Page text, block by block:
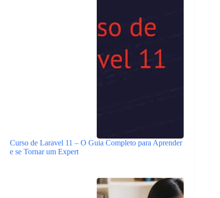
Curso de Laravel 11 – O Guia Completo para Aprender
e se Tornar um Expert